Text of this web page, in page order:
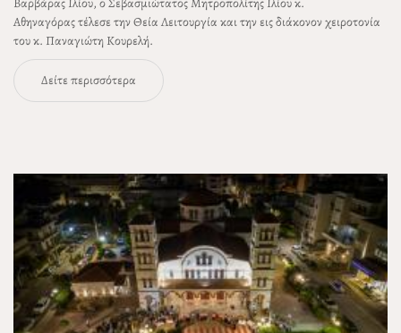
Αθηναγόρας τέλεσε την Θεία Λειτουργία και την εις διάκονον χειροτονία
του κ. Παναγιώτη Κουρελή.
Δείτε περισσότερα